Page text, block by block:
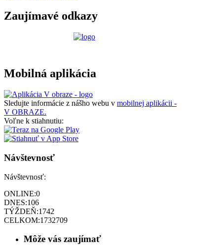
Zaujímavé odkazy
Mobilná aplikácia
Sledujte informácie z nášho webu v mobilnej aplikácii -
V OBRAZE.
Voľne k stiahnutiu:
Návštevnosť
Návštevnosť:
ONLINE:0
DNES:106
TÝŽDEŇ:1742
CELKOM:1732709
Môže vás zaujímať